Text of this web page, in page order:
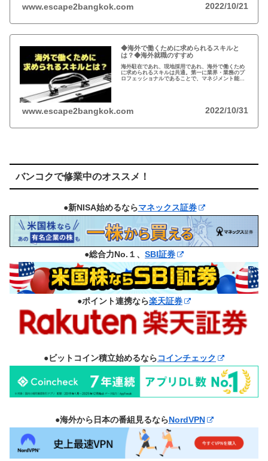
www.escape2bangkok.com 2022/10/21
◆海外で働くために求められるスキルと
は？◆海外就職のすすめ
海外駐在であれ、現地採用であれ、海外で働くため
に求められるスキルは共通。第一に業界・業務のプ
ロフェッショナルであることで、マネジメント能力
www.escape2bangkok.com 2022/10/31
バンコクで修業中のオススメ！
●新NISA始めるならマネックス証券
●総合力No.１、 SBI証券
●ポイント連携なら楽天証券
●ビットコイン積立始めるならコインチェック
●海外から日本の番組見るならNordVPN